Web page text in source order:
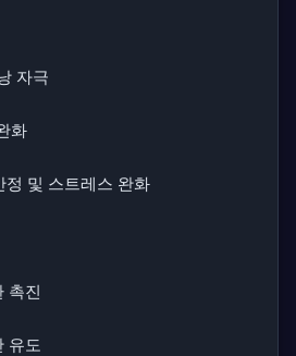
자극
화
정 및 스트레스 완화
촉진
유도